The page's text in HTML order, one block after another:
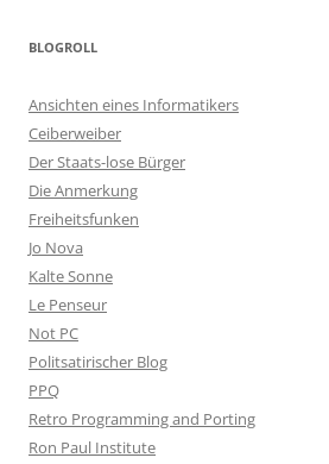
BLOGROLL
Ansichten eines Informatikers
Ceiberweiber
Der Staats-lose Bürger
Die Anmerkung
Freiheitsfunken
Jo Nova
Kalte Sonne
Le Penseur
Not PC
Politsatirischer Blog
PPQ
Retro Programming and Porting
Ron Paul Institute